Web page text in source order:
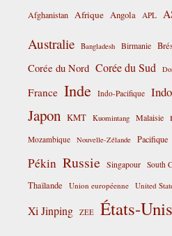
Afghanistan Afrique Angola APL
Australie Bangladesh Birmanie
Corée du Nord Corée du Sud
France Inde Indo-Pacifique
Japon KMT Kuomintang Malaisie
Mozambique Nouvelle-Zélande Pacifique
Pékin Russie Singapour South
Thaïlande Union européenne United
Xi Jinping ZEE États-Unis